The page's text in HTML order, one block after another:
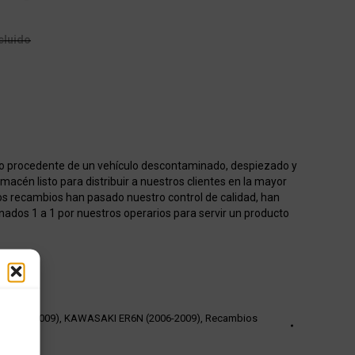
procedente de un vehículo descontaminado, despiezado y
listo para distribuir a nuestros clientes en la mayor
recambios han pasado nuestro control de calidad, han
1 a 1 por nuestros operarios para servir un producto
(2006-2009), KAWASAKI ER6N (2006-2009), Recambios